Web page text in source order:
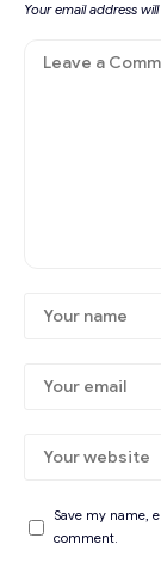
Your email address
Save my name,
comment.